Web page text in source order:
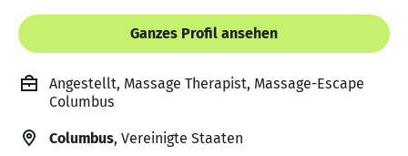
Ganzes Profil ansehen
Angestellt, Massage Therapist, Massage-Escape
Columbus
Columbus, Vereinigte Staaten